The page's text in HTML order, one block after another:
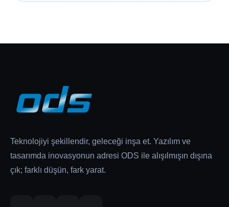
Teknolojiyi şekillendir, geleceği inşa et. Yazılım ve
tasarımda inovasyonun adresi ODS ile alışılmışın dışına
çık; farklı düşün, fark yarat.